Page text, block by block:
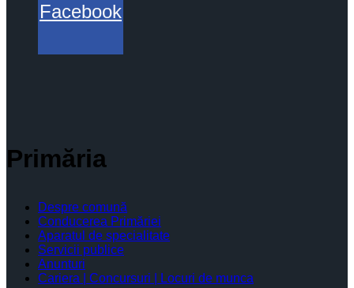
Facebook
Primăria
Despre comună
Conducerea Primăriei
Aparatul de specialitate
Servicii publice
Anunturi
Cariera | Concursuri | Locuri de munca